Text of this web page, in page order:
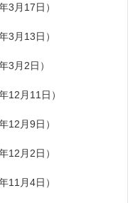
3月17日）
3月13日）
3月2日）
12月11日）
12月9日）
12月2日）
11月4日）